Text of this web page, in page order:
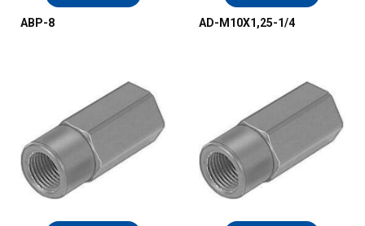
ABP-8 AD-M10X1,25-1/4